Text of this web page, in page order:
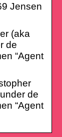
Jensen
(aka
de
“Agent
de
“Agent